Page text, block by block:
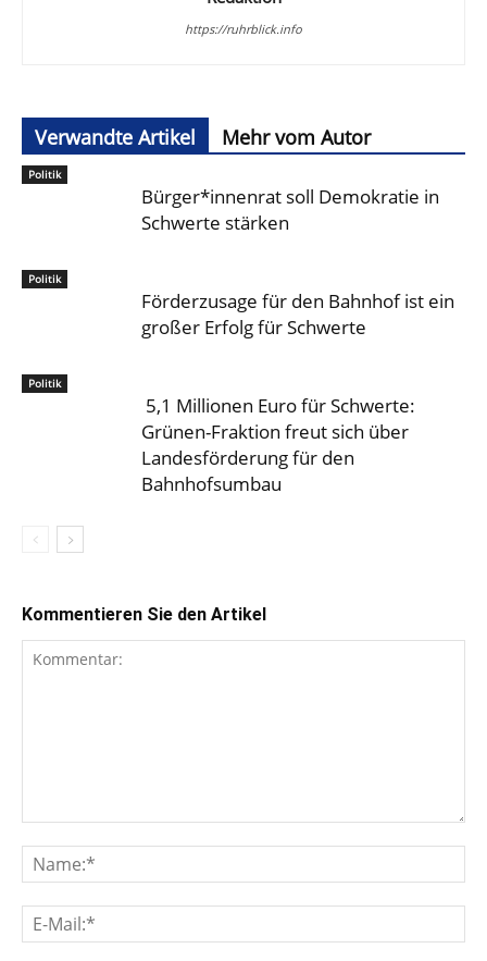
https://ruhrblick.info
Verwandte Artikel Mehr vom Autor
Politik
Bürger*innenrat soll Demokratie in
Schwerte stärken
Politik
Förderzusage für den Bahnhof ist ein
großer Erfolg für Schwerte
Politik
5,1 Millionen Euro für Schwerte:
Grünen-Fraktion freut sich über
Landesförderung für den
Bahnhofsumbau
Kommentieren Sie den Artikel